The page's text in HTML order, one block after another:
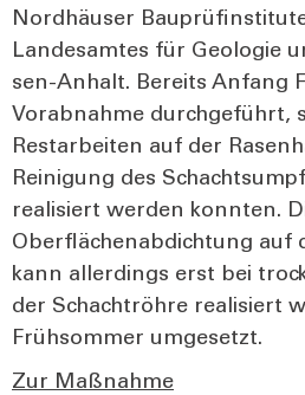
Nord­häu­ser
Lan­des­am­tes für Geo­lo­gie
sen-Anhalt. Bereits Anfang
Vor­ab­nah­me durch­ge­führt,
Rest­ar­bei­ten auf der
Rei­ni­gung des
rea­li­siert wer­den konn­ten.
Ober­flä­chen­ab­dich­tung auf
kann aller­dings erst bei
der Schacht­röh­re rea­li­siert
Früh­som­mer umge­setzt.
Zur Maß­nah­me